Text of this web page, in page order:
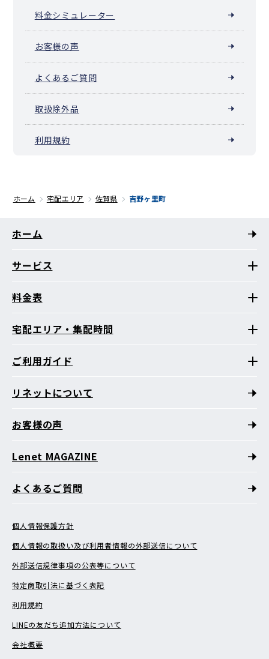
料金シミュレーター
お客様の声
よくあるご質問
取扱除外品
利用規約
ホーム 宅配エリア 佐賀県 吉野ヶ里町
ホーム
サービス
料金表
宅配エリア・集配時間
ご利用ガイド
リネットについて
お客様の声
Lenet MAGAZINE
よくあるご質問
個人情報保護方針
個人情報の取扱い及び利用者情報の外部送信について
外部送信規律事項の公表等について
特定商取引法に基づく表記
利用規約
LINEの友だち追加方法について
会社概要